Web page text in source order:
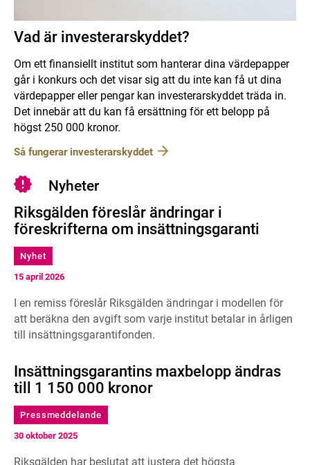
Vad är investerarskyddet?
Om ett finansiellt institut som hanterar dina värdepapper
går i konkurs och det visar sig att du inte kan få ut dina
värdepapper eller pengar kan investerarskyddet träda in.
Det innebär att du kan få ersättning för ett belopp på
högst 250 000 kronor.
Så fungerar investerarskyddet
Nyheter
Riksgälden föreslår ändringar i
föreskrifterna om insättningsgaranti
Nyhet
15 april 2026
I en remiss föreslår Riksgälden ändringar i modellen för
att beräkna den avgift som varje institut betalar in årligen
till insättningsgarantifonden.
Insättningsgarantins maxbelopp ändras
till 1 150 000 kronor
Pressmeddelande
30 oktober 2025
Riksgälden har beslutat att justera det högsta